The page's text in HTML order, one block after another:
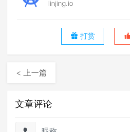
linjing.io
打赏
< 上一篇
文章评论